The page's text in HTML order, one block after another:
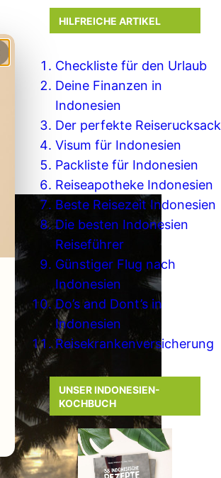
HILFREICHE ARTIKEL
Checkliste für den Urlaub
Deine Finanzen in
Indonesien
Der perfekte Reiserucksack
Visum für Indonesien
Packliste für Indonesien
Reiseapotheke Indonesien
Beste Reisezeit Indonesien
Die besten Indonesien
Reiseführer
Günstiger Flug nach
Indonesien
Do’s and Dont’s in
Indonesien
Reisekrankenversicherung
UNSER INDONESIEN-
KOCHBUCH